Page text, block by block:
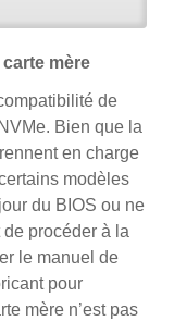
mère
de
Bien que la
en charge
modèles
du BIOS ou ne
procéder à la
le manuel de
pour
mère n’est pas